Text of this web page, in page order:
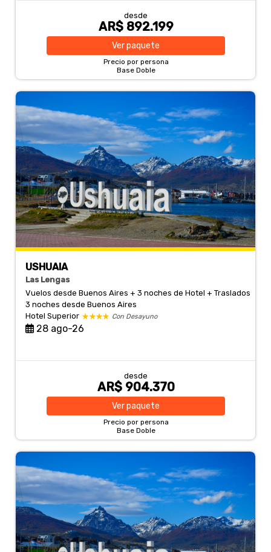
desde
AR$ 892.199
Verpaquete
Precio por persona
Base Doble
USHUAIA
Las Lengas
Vuelos desde Buenos Aires + 3 noches de Hotel + Traslados
3 nochesdesde Buenos Aires
Hotel Superior
Con Desayuno
28 ago-26
desde
AR$ 904.370
Verpaquete
Precio por persona
Base Doble